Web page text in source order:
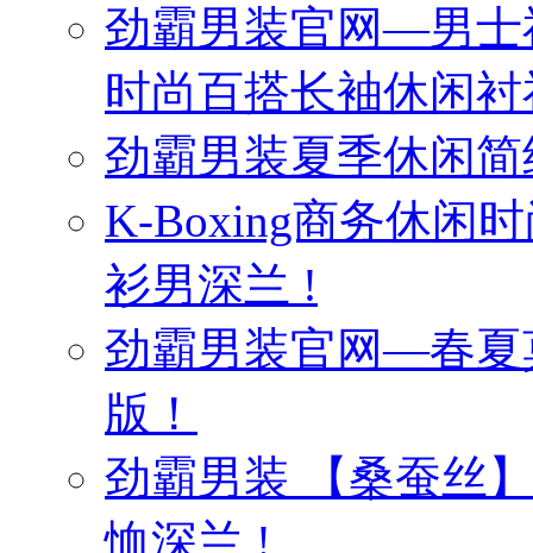
劲霸男装官网—男士
时尚百搭长袖休闲
劲霸男装夏季休闲
K-Boxing商务休闲
衫男深兰 !
劲霸男装官网—春夏
版！
劲霸男装 【桑蚕丝
恤深兰 !